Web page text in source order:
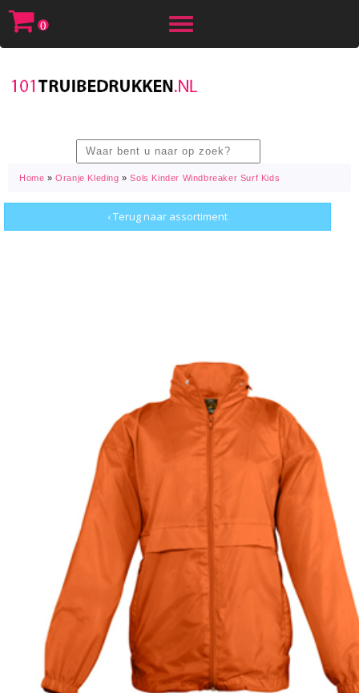
Toggle
0
Home »Oranje Kleding »Sols Kinder Windbreaker Surf Kids
‹ Terug naar assortiment